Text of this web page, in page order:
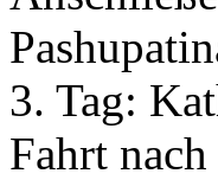
3. Tag:
Fahrt